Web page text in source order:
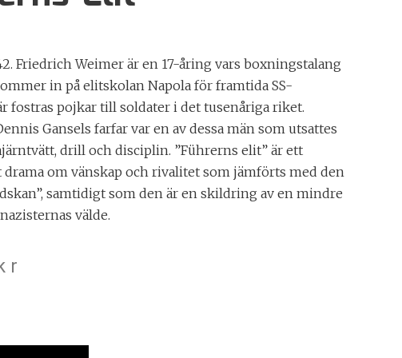
Friedrich Weimer är en 17-åring vars boxningstalang
in på elitskolan Napola för framtida SS-
fostras pojkar till soldater i det tusenåriga riket.
Gansels farfar var en av dessa män som utsattes
drill och disciplin. ”Führerns elit” är ett
om vänskap och rivalitet som jämförts med den
samtidigt som den är en skildring av en mindre
välde.
kr